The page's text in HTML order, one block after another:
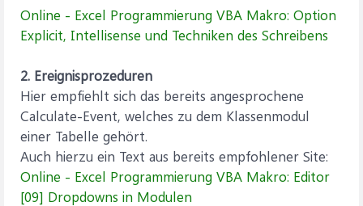
Online - Excel Programmierung VBA Makro: Option
Explicit, Intellisense und Techniken des Schreibens
2. Ereignisprozeduren
Hier empfiehlt sich das bereits angesprochene
Calculate-Event, welches zu dem Klassenmodul
einer Tabelle gehört.
Auch hierzu ein Text aus bereits empfohlener Site:
Online - Excel Programmierung VBA Makro: Editor
[09] Dropdowns in Modulen